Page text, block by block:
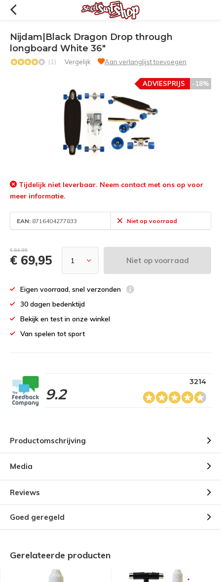
Nijdam|Black Dragon Drop through
longboard White 36"
(1) Vergelijk Aan verlanglijst toevoegen
-18%
ADVIESPRIJS
Tijdelijk niet leverbaar. Neem contact met ons op voor
meer informatie.
EAN: 8716404277833 Niet op voorraad
€ 84,99
€ 69,95 Niet op voorraad
Eigen voorraad, snel verzonden
30 dagen bedenktijd
Bekijk en test in onze winkel
Van spelen tot sport
9.2
3214
Productomschrijving
Media
Reviews
Goed geregeld
Gerelateerde producten